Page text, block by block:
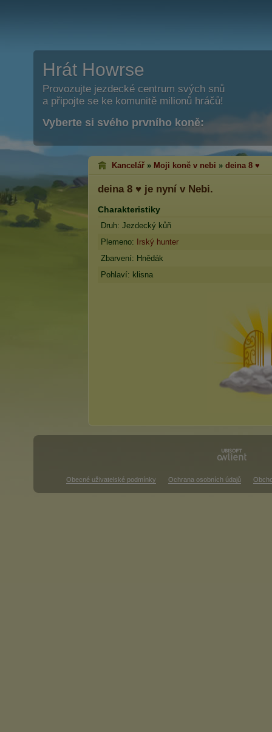
Hrát Howrse
Provozujte jezdecké centrum svých snů
a připojte se ke komunitě milionů hráčů!
Vyberte si svého prvního koně:
Kancelář » Moji koně v nebi » deina 8 ♥
deina 8 ♥ je nyní v Nebi.
Charakteristiky
Druh: Jezdecký kůň
Plemeno:
Irský hunter
Zbarvení: Hnědák
Pohlaví: klisna
Obecné uživatelské podmínky Ochrana osobních údajů